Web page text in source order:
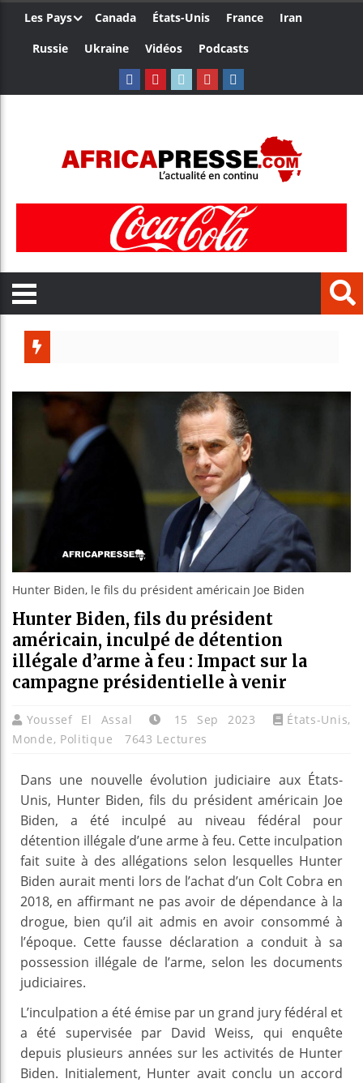
Les Pays Canada États-Unis France
Iran
Russie
Ukraine Vidéos Podcasts
Hunter Biden, le fils du président américain Joe Biden
Hunter Biden, fils du président
américain, inculpé de détention
illégale d’arme à feu : Impact sur la
campagne présidentielle à venir
Youssef El Assal 15 Sep 2023 États-Unis,
Monde, Politique 7643 Lectures
Dans une nouvelle évolution judiciaire aux États-
Unis, Hunter Biden, fils du président américain Joe
Biden, a été inculpé au niveau fédéral pour
détention illégale d’une arme à feu. Cette inculpation
fait suite à des allégations selon lesquelles Hunter
Biden aurait menti lors de l’achat d’un Colt Cobra en
2018, en affirmant ne pas avoir de dépendance à la
drogue, bien qu’il ait admis en avoir consommé à
l’époque. Cette fausse déclaration a conduit à sa
possession illégale de l’arme, selon les documents
judiciaires.
L’inculpation a été émise par un grand jury fédéral et
a été supervisée par David Weiss, qui enquête
depuis plusieurs années sur les activités de Hunter
Biden. Initialement, Hunter avait conclu un accord